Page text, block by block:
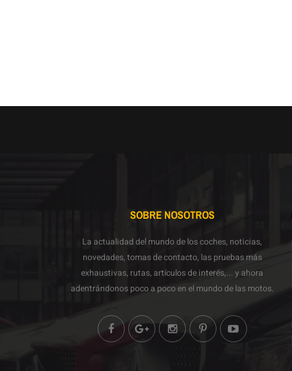
SOBRE NOSOTROS
La actualidad del mundo de los coches, noticias,
novedades, tomas de contacto, las pruebas más
exhaustivas, rutas, artículos de interés,... y ahora
adentrándonos poco a poco en el mundo de las motos.